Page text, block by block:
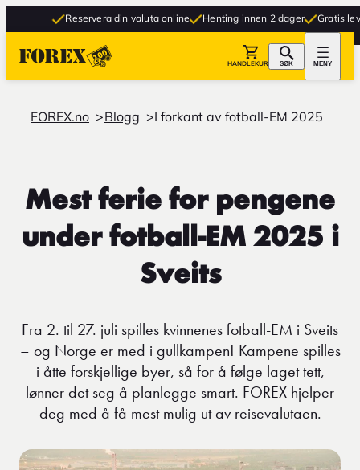
Reservera din valuta online Henting innen 2 dager Gratis
HANDLEKURV SØK MENY
FOREX.no Blogg I forkant av fotball-EM 2025
Mest ferie for pengene
under fotball-EM 2025 i
Sveits
Fra 2. til 27. juli spilles kvinnenes fotball-EM i Sveits
– og Norge er med i gullkampen! Kampene spilles
i åtte forskjellige byer, så for å følge laget tett,
lønner det seg å planlegge smart. FOREX hjelper
deg med å få mest mulig ut av reisevalutaen.